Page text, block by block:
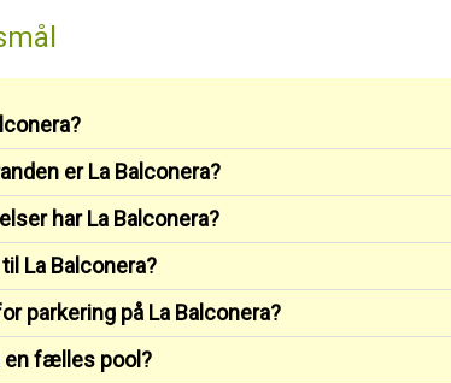
er La Balconera?
har La Balconera?
La Balconera?
parkering på La Balconera?
en fælles pool?